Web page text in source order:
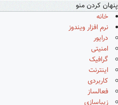
پنهان کردن منو
خانه
نرم افزار ویندوز
درایور
امنیتی
گرافیک
اینترنت
کاربردی
فعالساز
زیباسازی